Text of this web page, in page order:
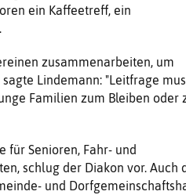
ein Kaffeetreff, ein
zusammenarbeiten, um
Lindemann: "Leitfrage
Familien zum Bleiben oder
für Senioren, Fahr- und
schlug der Diakon vor. Auch
und